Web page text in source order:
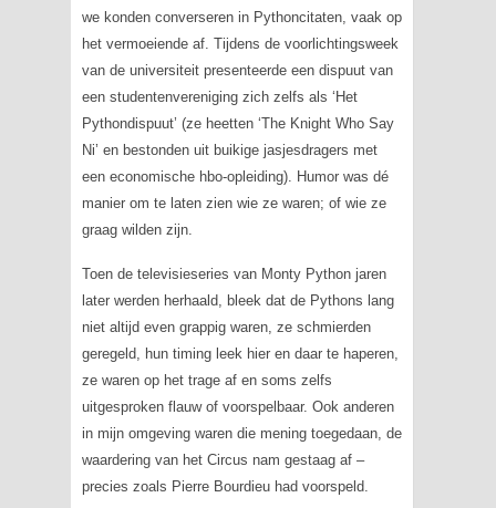
we konden converseren in Pythoncitaten, vaak op
het vermoeiende af. Tijdens de voorlichtingsweek
van de universiteit presenteerde een dispuut van
een studentenvereniging zich zelfs als ‘Het
Pythondispuut’ (ze heetten ‘The Knight Who Say
Ni’ en bestonden uit buikige jasjesdragers met
een economische hbo-opleiding). Humor was dé
manier om te laten zien wie ze waren; of wie ze
graag wilden zijn.
Toen de televisieseries van Monty Python jaren
later werden herhaald, bleek dat de Pythons lang
niet altijd even grappig waren, ze schmierden
geregeld, hun timing leek hier en daar te haperen,
ze waren op het trage af en soms zelfs
uitgesproken flauw of voorspelbaar. Ook anderen
in mijn omgeving waren die mening toegedaan, de
waardering van het Circus nam gestaag af –
precies zoals Pierre Bourdieu had voorspeld.